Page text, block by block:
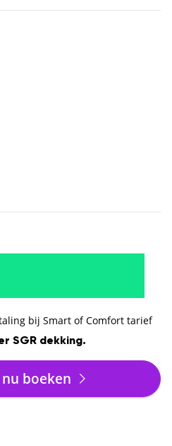
bij Smart of Comfort tarief
SGR dekking.
boeken